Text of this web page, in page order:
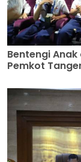
Bentengi
Pemkot